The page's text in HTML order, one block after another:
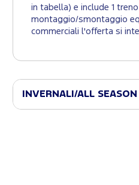
in tabella) e include 1
montaggio/smontaggio
commerciali l'offerta si
INVERNALI/ALL SEASON